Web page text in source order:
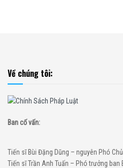
Về chúng tôi:
Ban cố vấn:
Tiến sĩ Bùi Đặng Dũng – nguyên Phó
Tiến sĩ Trần Anh Tuấn – Phó trưởng ban